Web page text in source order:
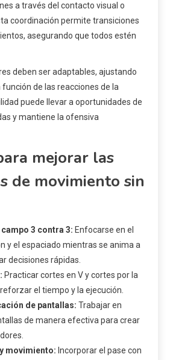
a través del contacto visual o
coordinación permite transiciones
asegurando que todos estén
deben ser adaptables, ajustando
de las reacciones de la
puede llevar a oportunidades de
y mantiene la ofensiva
mejorar las
de movimiento sin
3 contra 3: Enfocarse en el
y el espaciado mientras se anima a
decisiones rápidas.
Practicar cortes en V y cortes por la
el tiempo y la ejecución.
de pantallas: Trabajar en
de manera efectiva para crear
movimiento: Incorporar el pase con